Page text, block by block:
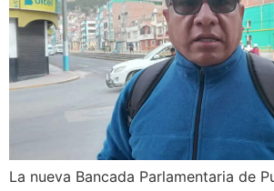
La nueva Bancada Parlamentaria de